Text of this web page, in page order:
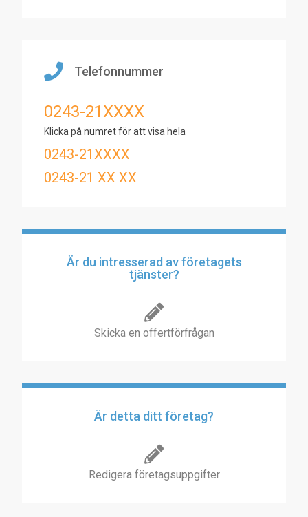
Telefonnummer
0243-21XXXX
Klicka på numret för att visa hela
0243-21XXXX
0243-21 XX XX
Är du intresserad av företagets
tjänster?
Skicka en offertförfrågan
Är detta ditt företag?
Redigera företagsuppgifter